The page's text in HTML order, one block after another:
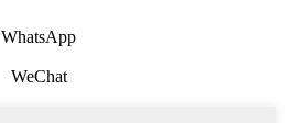
WhatsApp
WeChat